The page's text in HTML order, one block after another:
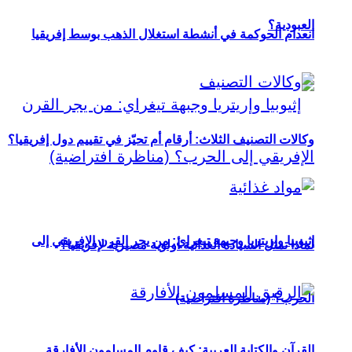
العبودية؟
إثيوبيا وإريتريا وجبهة تيغراي: من يجر القرن الإفريقي إلى
الحرب؟ (مناظرة افتراضية)
انعدام الحوكمة في أنشطة استغلال الذهب بوسط إفريقيا
وكالات التصنيف الثلاث: أرقام أم تحيّز في تقييم دول إفريقيا؟
لماذا تمثل السيادة الغذائية أولوية مصيرية لإفريقيا؟